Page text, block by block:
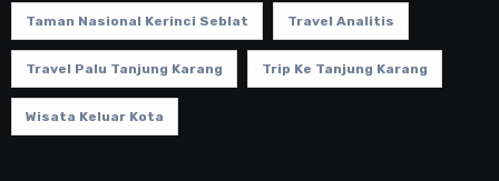
Taman Nasional Kerinci Seblat Travel Analitis
Travel Palu Tanjung Karang Trip Ke Tanjung Karang
Wisata Keluar Kota